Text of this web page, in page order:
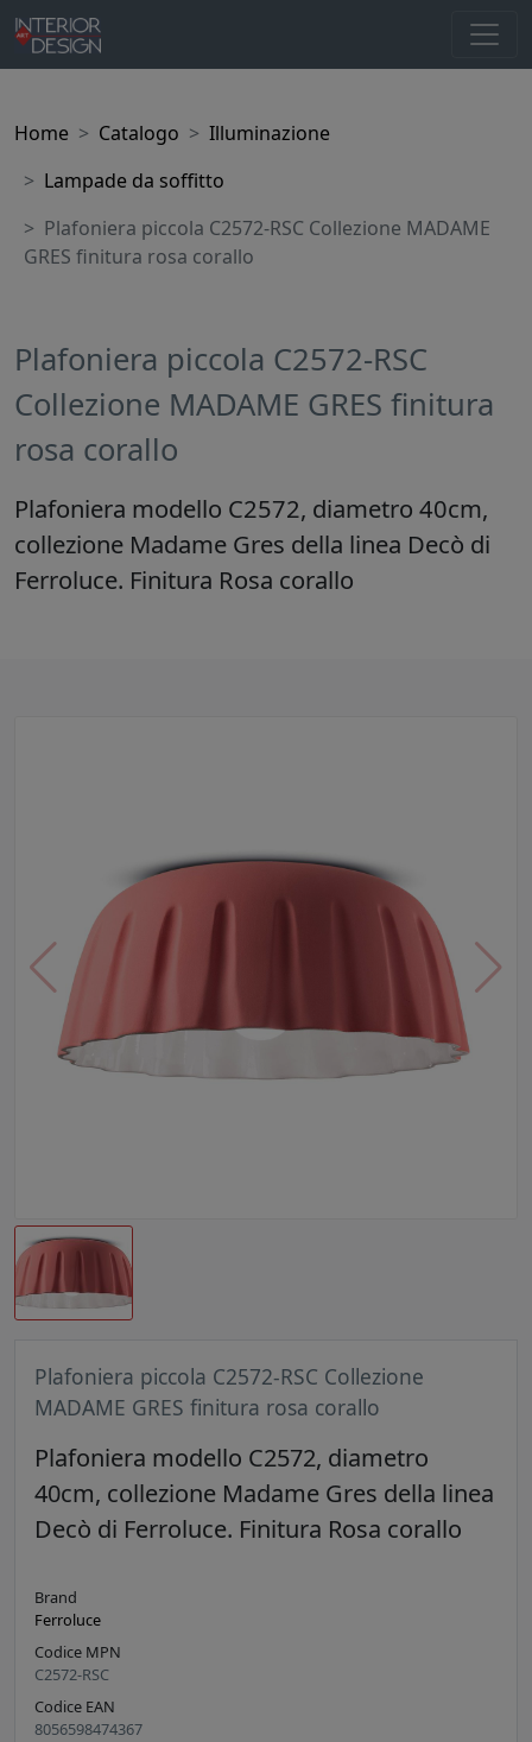
Home Catalogo
Illuminazione
Lampade da soffitto
Plafoniera piccola C2572-RSC Collezione MADAME
GRES finitura rosa corallo
Plafoniera piccola C2572-RSC
Collezione MADAME GRES finitura
rosa corallo
Plafoniera modello C2572, diametro 40cm,
collezione Madame Gres della linea Decò di
Ferroluce. Finitura Rosa corallo
Plafoniera piccola C2572-RSC Collezione
MADAME GRES finitura rosa corallo
Plafoniera modello C2572, diametro
40cm, collezione Madame Gres della linea
Decò di Ferroluce. Finitura Rosa corallo
Brand
Ferroluce
Codice MPN
C2572-RSC
Codice EAN
8056598474367